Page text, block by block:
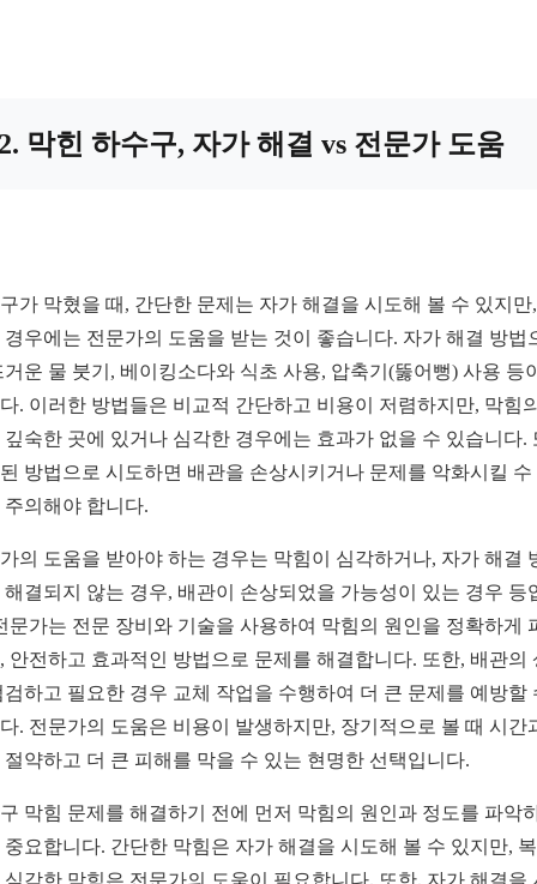
막힌 하수구, 자가 해결 vs 전문가 도움
가 막혔을 때, 간단한 문제는 자가 해결을 시도해 볼 수 있지만
경우에는 전문가의 도움을 받는 것이 좋습니다. 자가 해결 방법
거운 물 붓기, 베이킹소다와 식초 사용, 압축기(뚫어뻥) 사용 등
. 이러한 방법들은 비교적 간단하고 비용이 저렴하지만, 막힘
깊숙한 곳에 있거나 심각한 경우에는 효과가 없을 수 있습니다.
방법으로 시도하면 배관을 손상시키거나 문제를 악화시킬 수
주의해야 합니다.
의 도움을 받아야 하는 경우는 막힘이 심각하거나, 자가 해결
해결되지 않는 경우, 배관이 손상되었을 가능성이 있는 경우 등
문가는 전문 장비와 기술을 사용하여 막힘의 원인을 정확하게
안전하고 효과적인 방법으로 문제를 해결합니다. 또한, 배관의
검하고 필요한 경우 교체 작업을 수행하여 더 큰 문제를 예방할
. 전문가의 도움은 비용이 발생하지만, 장기적으로 볼 때 시간
절약하고 더 큰 피해를 막을 수 있는 현명한 선택입니다.
막힘 문제를 해결하기 전에 먼저 막힘의 원인과 정도를 파악
중요합니다. 간단한 막힘은 자가 해결을 시도해 볼 수 있지만,